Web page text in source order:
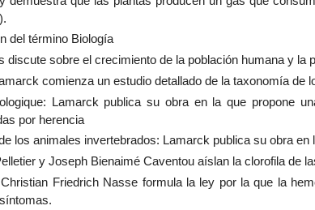
del término Biología
sobre el crecimiento de la población humana y la
comienza un estudio detallado de la taxonomía de
Lamarck publica su obra en la que propone
por herencia
los animales invertebrados: Lamarck publica su obra en
y Joseph Bienaimé Caventou aíslan la clorofila de
Friedrich Nasse formula la ley por la que la